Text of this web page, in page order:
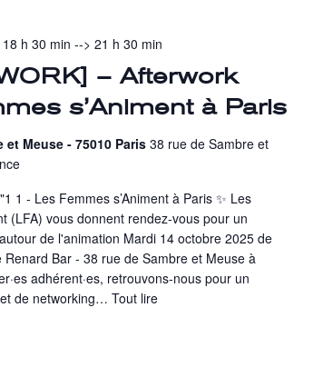
– Afterwork
s’Animent à Paris
h 30 min -->21 h 30 min
et Meuse - 75010 Paris38 rue de Sambre et
1 - Les Femmes s’Animent à Paris ✨ Les
(LFA) vous donnent rendez-vous pour un
de l'animation Mardi 14 octobre 2025 de
Renard Bar - 38 rue de Sambre et Meuse à
adhérent·es, retrouvons-nous pour un
de networking…Tout lire